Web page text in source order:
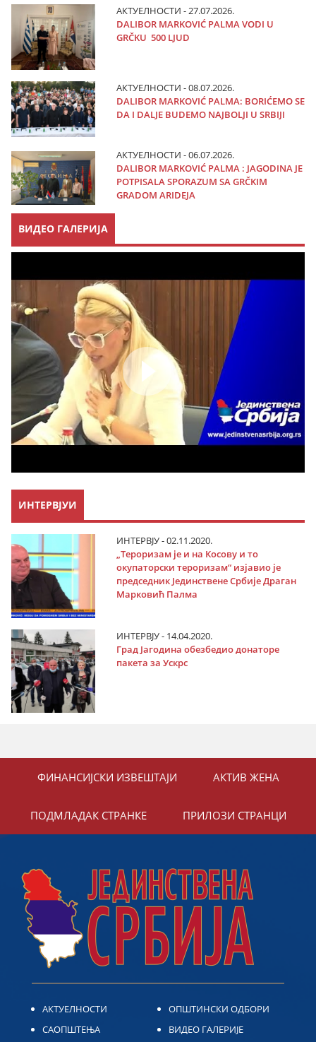
АКТУЕЛНОСТИ - 27.07.2026.
DALIBOR MARKOVIĆ PALMA VODI U
GRČKU 500 LJUD
АКТУЕЛНОСТИ - 08.07.2026.
DALIBOR MARKOVIĆ PALMA: BORIĆEMO SE
DA I DALJE BUDEMO NAJBOLJI U SRBIJI
АКТУЕЛНОСТИ - 06.07.2026.
DALIBOR MARKOVIĆ PALMA : JAGODINA JE
POTPISALA SPORAZUM SA GRČKIM
GRADOM ARIDEJA
ВИДЕО ГАЛЕРИЈА
ИНТЕРВЈУИ
ИНТЕРВЈУ - 02.11.2020.
„Тероризам је и на Косову и то
окупаторски тероризам“ изјавио је
председник Јединствене Србије Драган
Марковић Палма
ИНТЕРВЈУ - 14.04.2020.
Град Јагодина обезбедио донаторе
пакета за Ускрс
ФИНАНСИЈСКИ ИЗВЕШТАЈИ АКТИВ ЖЕНА
ПОДМЛАДАК СТРАНКЕ ПРИЛОЗИ СТРАНЦИ
АКТУЕЛНОСТИ
САОПШТЕЊА
ОПШТИНСКИ ОДБОРИ
ВИДЕО ГАЛЕРИЈЕ